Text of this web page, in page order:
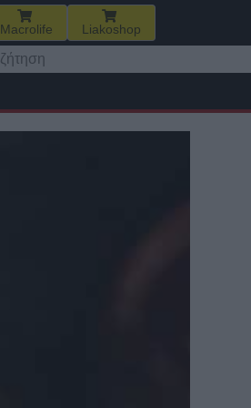
Macrolife Liakoshop
για: